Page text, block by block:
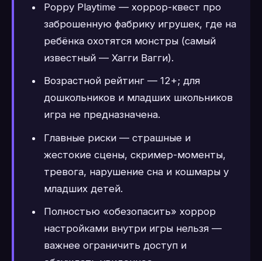
Poppy Playtime — хоррор-квест про
заброшенную фабрику игрушек, где на
ребёнка охотятся монстры (самый
известный — Хагги Вагги).
Возрастной рейтинг — 12+; для
дошкольников и младших школьников
игра не предназначена.
Главные риски — страшные и
жестокие сцены, скример-моменты,
тревога, нарушение сна и кошмары у
младших детей.
Полностью «обезопасить» хоррор
настройками внутри игры нельзя —
важнее ограничить доступ и